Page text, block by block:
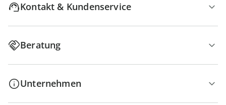
Kontakt & Kundenservice
Beratung
Unternehmen